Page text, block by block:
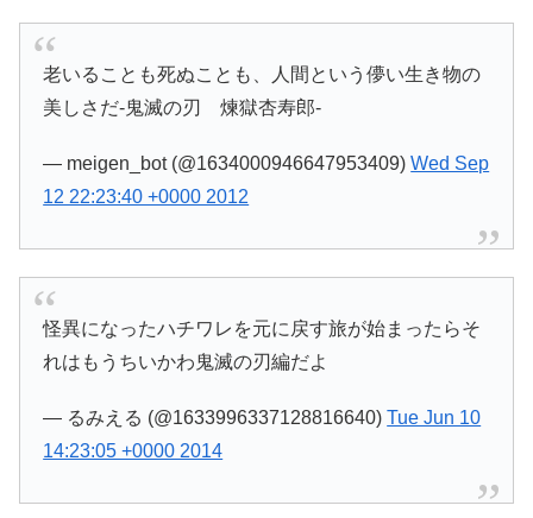
老いることも死ぬことも、人間という儚い生き物の
美しさだ-鬼滅の刃 煉獄杏寿郎-
— meigen_bot (@1634000946647953409)Wed Sep
12 22:23:40 +0000 2012
怪異になったハチワレを元に戻す旅が始まったらそ
れはもうちいかわ鬼滅の刃編だよ
— るみえる (@1633996337128816640)Tue Jun 10
14:23:05 +0000 2014